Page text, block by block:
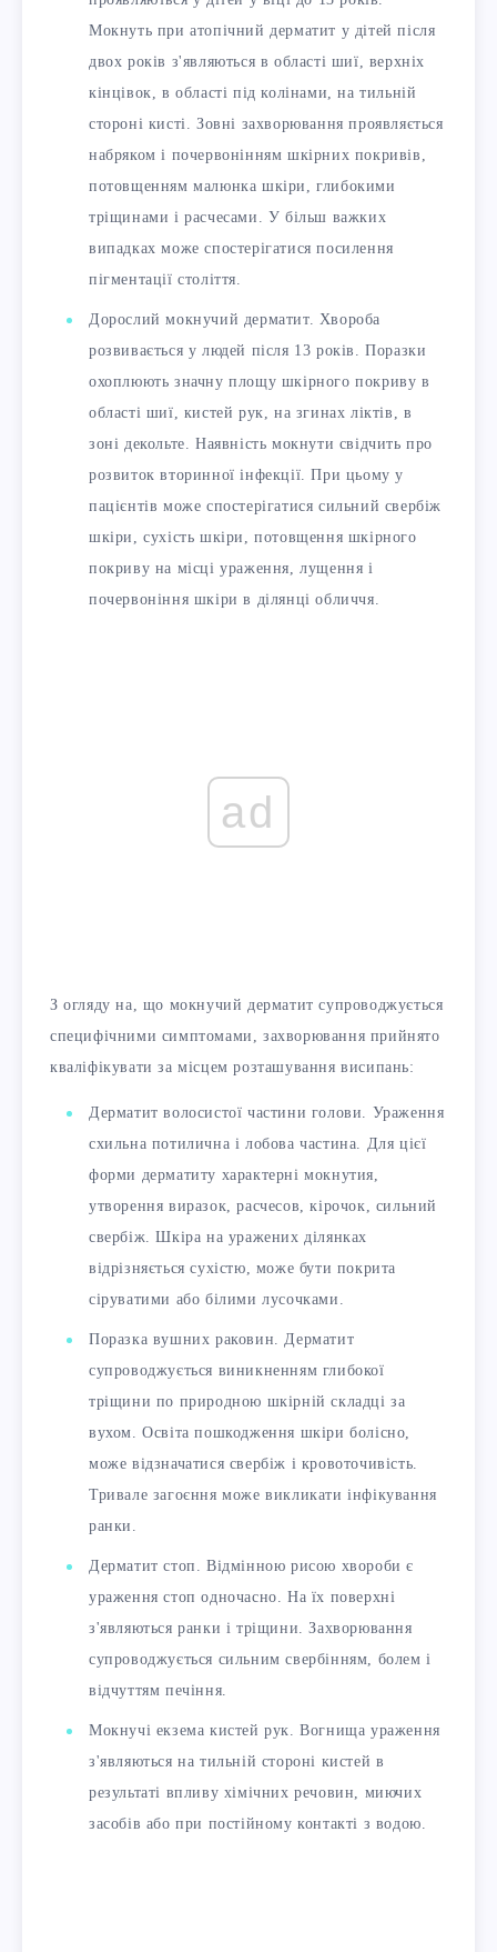
Мокнуть при атопічний дерматит у дітей після
двох років з'являються в області шиї, верхніх
кінцівок, в області під колінами, на тильній
стороні кисті. Зовні захворювання проявляється
набряком і почервонінням шкірних покривів,
потовщенням малюнка шкіри, глибокими
тріщинами і расчесами. У більш важких
випадках може спостерігатися посилення
пігментації століття.
Дорослий мокнучий дерматит. Хвороба
розвивається у людей після 13 років. Поразки
охоплюють значну площу шкірного покриву в
області шиї, кистей рук, на згинах ліктів, в
зоні декольте. Наявність мокнути свідчить про
розвиток вторинної інфекції. При цьому у
пацієнтів може спостерігатися сильний свербіж
шкіри, сухість шкіри, потовщення шкірного
покриву на місці ураження, лущення і
почервоніння шкіри в ділянці обличчя.
ad
З огляду на, що мокнучий дерматит супроводжується
специфічними симптомами, захворювання прийнято
кваліфікувати за місцем розташування висипань:
Дерматит волосистої частини голови. Ураження
схильна потилична і лобова частина. Для цієї
форми дерматиту характерні мокнутия,
утворення виразок, расчесов, кірочок, сильний
свербіж. Шкіра на уражених ділянках
відрізняється сухістю, може бути покрита
сіруватими або білими лусочками.
Поразка вушних раковин. Дерматит
супроводжується виникненням глибокої
тріщини по природною шкірній складці за
вухом. Освіта пошкодження шкіри болісно, ​​
може відзначатися свербіж і кровоточивість.
Тривале загоєння може викликати інфікування
ранки.
Дерматит стоп. Відмінною рисою хвороби є
ураження стоп одночасно. На їх поверхні
з'являються ранки і тріщини. Захворювання
супроводжується сильним свербінням, болем і
відчуттям печіння.
Мокнучі екзема кистей рук. Вогнища ураження
з'являються на тильній стороні кистей в
результаті впливу хімічних речовин, миючих
засобів або при постійному контакті з водою.